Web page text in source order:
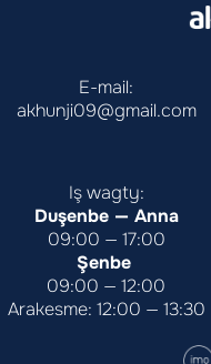
E-mail:
akhunji09@gmail.com
Iş wagty:
Duşenbe — Anna
09:00 — 17:00
Şenbe
09:00 — 12:00
Arakesme: 12:00 — 13:30